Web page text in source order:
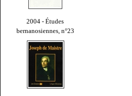
2004 - Études
bernanosiennes, n°23